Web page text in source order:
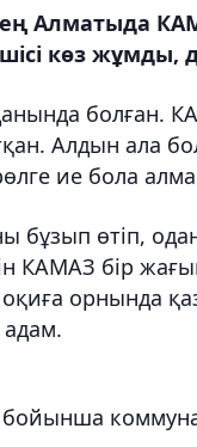
Алматыда
көз
болған.
Алдын ала
ие бола
бұзып өтіп,
КАМАЗ бір
орнында
бойынша